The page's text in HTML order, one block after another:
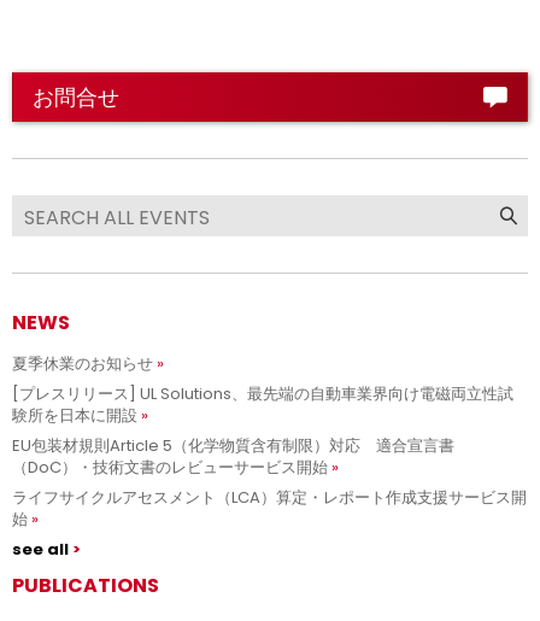
お問合せ
NEWS
夏季休業のお知らせ
[プレスリリース] UL Solutions、最先端の自動車業界向け電磁両立性試
験所を日本に開設
EU包装材規則Article 5（化学物質含有制限）対応 適合宣言書
（DoC）・技術文書のレビューサービス開始
ライフサイクルアセスメント（LCA）算定・レポート作成支援サービス開
始
see all
PUBLICATIONS